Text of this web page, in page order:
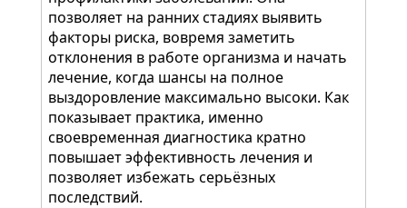
позволяет на ранних стадиях выявить
факторы риска, вовремя заметить
отклонения в работе организма и начать
лечение, когда шансы на полное
выздоровление максимально высоки. Как
показывает практика, именно
своевременная диагностика кратно
повышает эффективность лечения и
позволяет избежать серьёзных
последствий.